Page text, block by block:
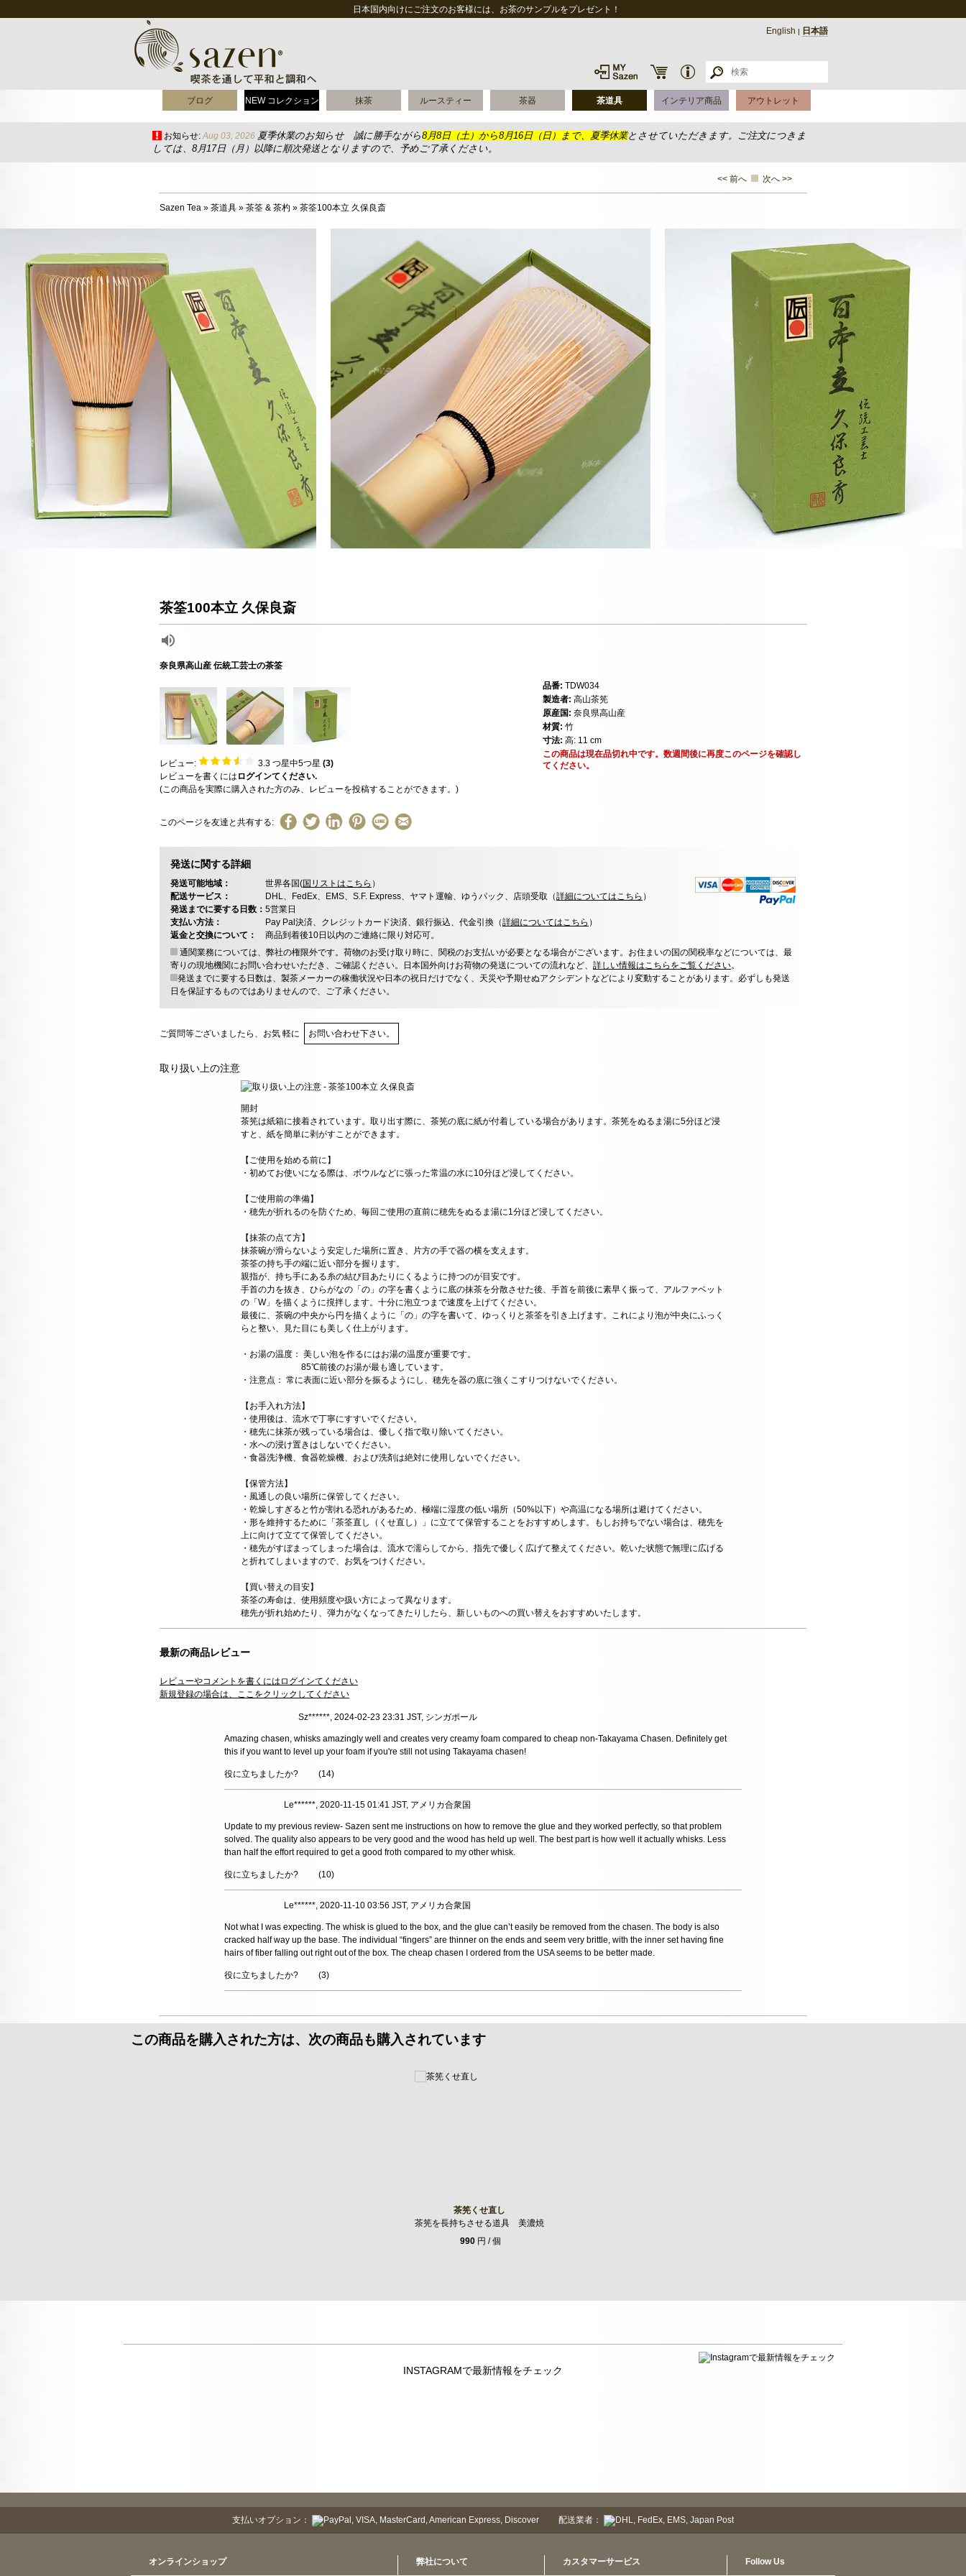
日本国内向けにご注文のお客様には、お茶のサンプルをプレゼント！
English | 日本語
ブログ NEW コレクション 抹茶 ルースティー 茶器 茶道具 インテリア商品 アウトレット
お知らせ: Aug 03, 2026 夏季休業のお知らせ 誠に勝手ながら8月8日（土）から8月16日（日）まで、夏季休業とさせていただきます。ご注文につきま
しては、8月17日（月）以降に順次発送となりますので、予めご了承ください。
<< 前へ 次へ >>
Sazen Tea » 茶道具 » 茶筌 & 茶杓 » 茶筌100本立 久保良斎
茶筌100本立 久保良斎
奈良県高山産 伝統工芸士の茶筌
レビュー: 3.3 つ星中5つ星 (3)
レビューを書くには ログインてください.
(この商品を実際に購入された方のみ、レビューを投稿することができます。)
このページを友達と共有する:
品番: TDW034
製造者: 高山茶筅
原産国: 奈良県高山産
材質: 竹
寸法: 高: 11 cm
この商品は現在品切れ中です。数週間後に再度このページを確認し
てください。
発送に関する詳細
発送可能地域： 世界各国(国リストはこちら ）
配送サービス：
DHL、FedEx、EMS、S.F. Express、ヤマト運輸、ゆうパック、店頭受取（詳細についてはこちら ）
発送までに要する日数： 5営業日
支払い方法：
Pay Pal決済、クレジットカード決済、銀行振込、代金引換（詳細についてはこちら ）
返金と交換について：
商品到着後10日以内のご連絡に限り対応可。
通関業務については、弊社の権限外です。荷物のお受け取り時に、関税のお支払いが必要となる場合がございます。お住まいの国の関税率などについては、最
寄りの現地機関にお問い合わせいただき、ご確認ください。日本国外向けお荷物の発送についての流れなど、 詳しい情報はこちらをご覧ください。
発送までに要する日数は、製茶メーカーの稼働状況や日本の祝日だけでなく、天災や予期せぬアクシデントなどにより変動することがあります。必ずしも発送
日を保証するものではありませんので、ご了承ください。
ご質問等ございましたら、お気 軽に お問い合わせ下さい。
取り扱い上の注意
開封
茶筅は紙箱に接着されています。取り出す際に、茶筅の底に紙が付着している場合があります。茶筅をぬるま湯に5分ほど浸
すと、紙を簡単に剥がすことができます。
【ご使用を始める前に】
・初めてお使いになる際は、ボウルなどに張った常温の水に10分ほど浸してください。
【ご使用前の準備】
・穂先が折れるのを防ぐため、毎回ご使用の直前に穂先をぬるま湯に1分ほど浸してください。
【抹茶の点て方】
抹茶碗が滑らないよう安定した場所に置き、片方の手で器の横を支えます。
茶筌の持ち手の端に近い部分を握ります。
親指が、持ち手にある糸の結び目あたりにくるように持つのが目安です。
手首の力を抜き、ひらがなの「の」の字を書くように底の抹茶を分散させた後、手首を前後に素早く振って、アルファベット
の「W」を描くように撹拌します。十分に泡立つまで速度を上げてください。
最後に、茶碗の中央から円を描くように「の」の字を書いて、ゆっくりと茶筌を引き上げます。これにより泡が中央にふっく
らと整い、見た目にも美しく仕上がります。
・お湯の温度： 美しい泡を作るにはお湯の温度が重要です。
85℃前後のお湯が最も適しています。
・注意点： 常に表面に近い部分を振るようにし、穂先を器の底に強くこすりつけないでください。
【お手入れ方法】
・使用後は、流水で丁寧にすすいでください。
・穂先に抹茶が残っている場合は、優しく指で取り除いてください。
・水への浸け置きはしないでください。
・食器洗浄機、食器乾燥機、および洗剤は絶対に使用しないでください。
【保管方法】
・風通しの良い場所に保管してください。
・乾燥しすぎると竹が割れる恐れがあるため、極端に湿度の低い場所（50%以下）や高温になる場所は避けてください。
・形を維持するために「茶筌直し（くせ直し）」に立てて保管することをおすすめします。もしお持ちでない場合は、穂先を
上に向けて立てて保管してください。
・穂先がすぼまってしまった場合は、流水で濡らしてから、指先で優しく広げて整えてください。乾いた状態で無理に広げる
と折れてしまいますので、お気をつけください。
【買い替えの目安】
茶筌の寿命は、使用頻度や扱い方によって異なります。
穂先が折れ始めたり、弾力がなくなってきたりしたら、新しいものへの買い替えをおすすめいたします。
最新の商品レビュー
レビューやコメントを書くにはログインてください
新規登録の場合は、ここをクリックしてください
Sz******, 2024-02-23 23:31 JST, シンガポール
Amazing chasen, whisks amazingly well and creates very creamy foam compared to cheap non-Takayama Chasen. Definitely get
this if you want to level up your foam if you're still not using Takayama chasen!
役に立ちましたか? (14)
Le******, 2020-11-15 01:41 JST, アメリカ合衆国
Update to my previous review- Sazen sent me instructions on how to remove the glue and they worked perfectly, so that problem
solved. The quality also appears to be very good and the wood has held up well. The best part is how well it actually whisks. Less
than half the effort required to get a good froth compared to my other whisk.
役に立ちましたか? (10)
Le******, 2020-11-10 03:56 JST, アメリカ合衆国
Not what I was expecting. The whisk is glued to the box, and the glue can’t easily be removed from the chasen. The body is also
cracked half way up the base. The individual “fingers” are thinner on the ends and seem very brittle, with the inner set having fine
hairs of fiber falling out right out of the box. The cheap chasen I ordered from the USA seems to be better made.
役に立ちましたか? (3)
この商品を購入された方は、次の商品も購入されています
茶筅くせ直し
茶筅を長持ちさせる道具 美濃焼
990円 / 個
INSTAGRAMで最新情報をチェック
支払いオプション： 配送業者：
オンラインショップ 弊社について カスタマーサービス Follow Us